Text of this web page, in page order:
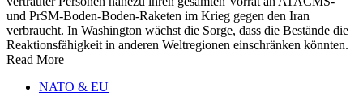
Read More
NATO & EU